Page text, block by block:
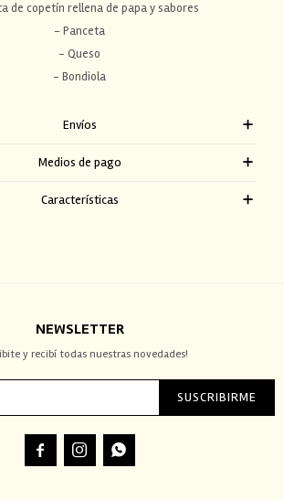
de copetín rellena de papa y sabores
- Panceta
- Queso
- Bondiola
Envíos
Medios de pago
Características
NEWSLETTER
y recibí todas nuestras novedades!
SUSCRIBIRME
  